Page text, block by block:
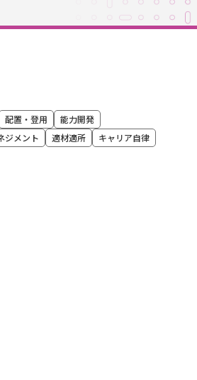
配置・登用
能力開発
ジメント 適材適所
キャリア自律